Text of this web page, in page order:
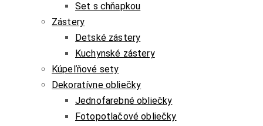
Set s chňapkou
Zástery
Detské zástery
Kuchynské zástery
Kúpeľňové sety
Dekoratívne obliečky
Jednofarebné obliečky
Fotopotlačové obliečky